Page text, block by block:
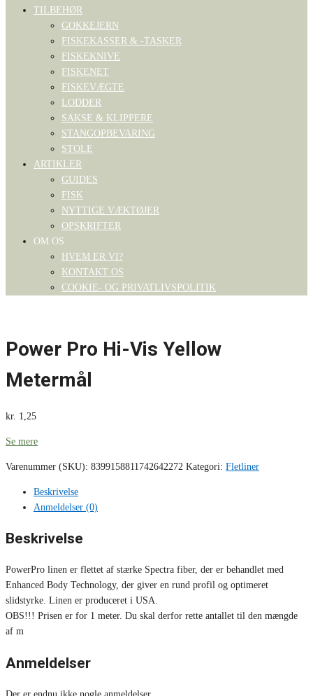
TILBEHØR
GOKKEJERN
FISKEKASSER & -TASKER
FISKEKNIVE
FISKENET
FISKEVÆGTE
LODDER
SAKSE & KLIPPERE
STANGOPBEVARING
STOLE
ARTIKLER
GUIDES
FISK
NYTTIGE VÆKTØJER
OPSKRIFTER
OM OS
HVEM ER VI?
KONTAKT OS
COOKIE- OG PRIVATLIVSPOLITIK
Power Pro Hi-Vis Yellow
Metermål
kr. 1,25
Se mere
Varenummer (SKU): 8399158811742642272 Kategori: Fletliner
Beskrivelse
Anmeldelser (0)
Beskrivelse
PowerPro linen er flettet af stærke Spectra fiber, der er behandlet med
Enhanced Body Technology, der giver en rund profil og optimeret
slidstyrke. Linen er produceret i USA.
OBS!!! Prisen er for 1 meter. Du skal derfor rette antallet til den mængde
af m
Anmeldelser